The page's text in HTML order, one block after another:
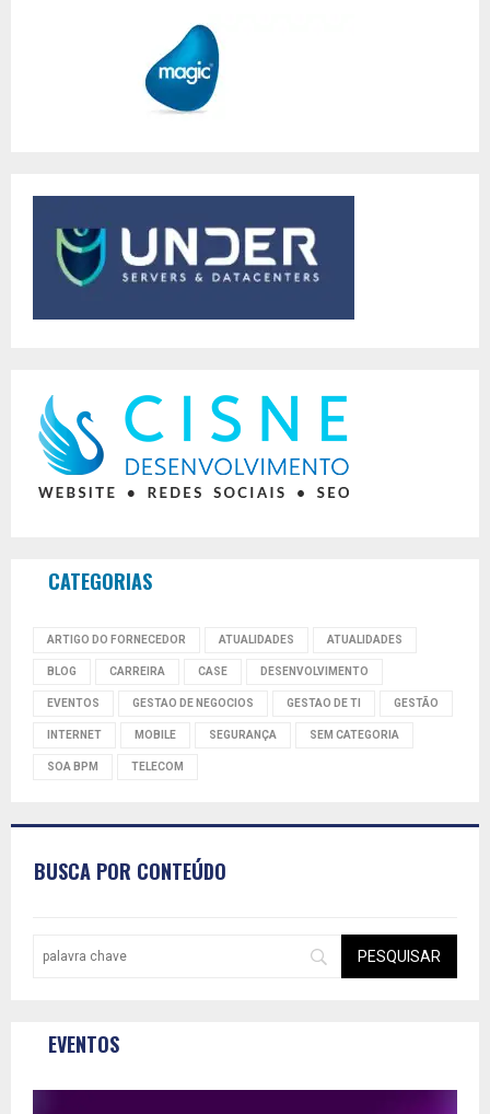
CATEGORIAS
ARTIGO DO FORNECEDOR ATUALIDADES ATUALIDADES
BLOG CARREIRA CASE DESENVOLVIMENTO
EVENTOS GESTAO DE NEGOCIOS GESTAO DE TI GESTÃO
INTERNET MOBILE SEGURANÇA SEM CATEGORIA
SOA BPM TELECOM
BUSCA POR CONTEÚDO
EVENTOS